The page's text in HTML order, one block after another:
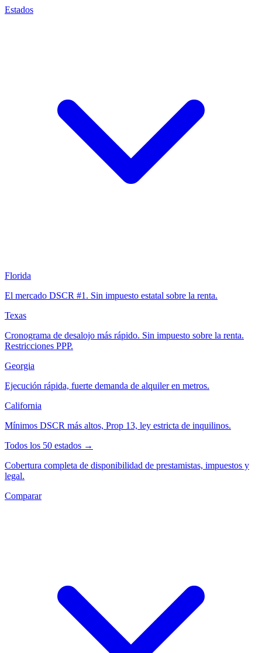
Estados
Florida
El mercado DSCR #1. Sin impuesto estatal sobre la renta.
Texas
Cronograma de desalojo más rápido. Sin impuesto sobre la renta.
Restricciones PPP.
Georgia
Ejecución rápida, fuerte demanda de alquiler en metros.
California
Mínimos DSCR más altos, Prop 13, ley estricta de inquilinos.
Todos los 50 estados →
Cobertura completa de disponibilidad de prestamistas, impuestos y
legal.
Comparar